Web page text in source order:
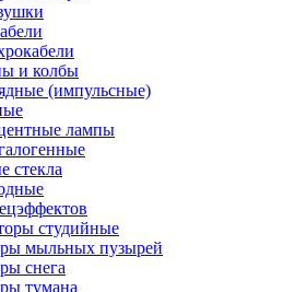
и колбы
(импульсные)
лампы
стекла
студийные
мыльных пузырей
снега
тумана